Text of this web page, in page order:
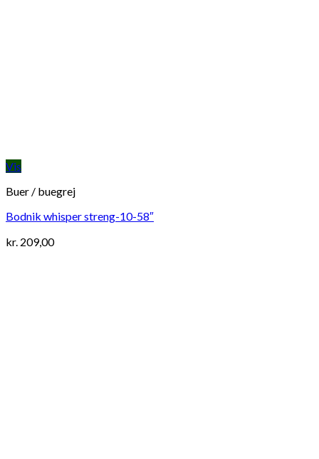
Vis
Buer / buegrej
Bodnik whisper streng-10-58″
kr. 209,00